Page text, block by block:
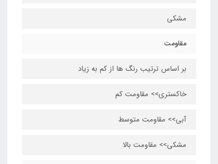
مشکی
مقاومت
بر اساس ترتیب رنگ ها از کم به زیاد
خاکستری>> مقاومت کم
آبی>> مقاومت متوسط
مشکی>> مقاومت بالا